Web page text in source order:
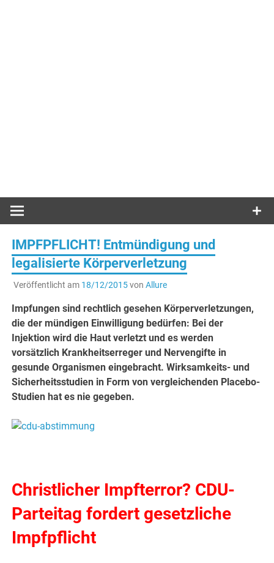
IMPFPFLICHT! Entmündigung und
legalisierte Körperverletzung
Veröffentlicht am 18/12/2015von Allure
Impfungen sind rechtlich gesehen Körperverletzungen,
die der mündigen Einwilligung bedürfen: Bei der
Injektion wird die Haut verletzt und es werden
vorsätzlich Krankheitserreger und Nervengifte in
gesunde Organismen eingebracht. Wirksamkeits- und
Sicherheitsstudien in Form von vergleichenden Placebo-
Studien hat es nie gegeben.
Christlicher Impfterror? CDU-
Parteitag fordert gesetzliche
Impfpflicht